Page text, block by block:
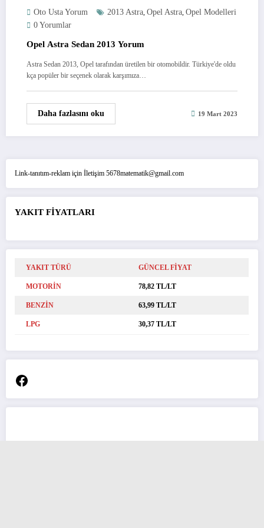
Oto Usta Yorum 2013 Astra, Opel Astra, Opel Modelleri
0 Yorumlar
Opel Astra Sedan 2013 Yorum
Astra Sedan 2013, Opel tarafından üretilen bir otomobildir. Türkiye'de oldu
kça popüler bir seçenek olarak karşımıza…
Daha fazlasını oku 19 Mart 2023
Link-tanıtım-reklam için İletişim 5678matematik@gmail.com
YAKIT FİYATLARI
YAKIT TÜRÜ GÜNCEL FİYAT
MOTORİN 78,82 TL/LT
BENZİN 63,99 TL/LT
LPG 30,37 TL/LT
Facebook